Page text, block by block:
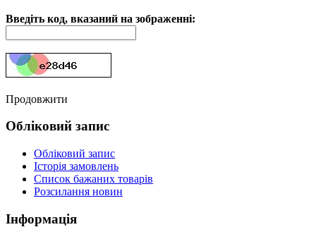
Введіть код, вказаний на зображенні:
Продовжити
Обліковий запис
Обліковий запис
Історія замовлень
Список бажаних товарів
Розсилання новин
Інформація